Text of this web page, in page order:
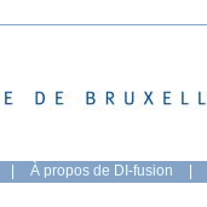
| À propos de DI-fusion |